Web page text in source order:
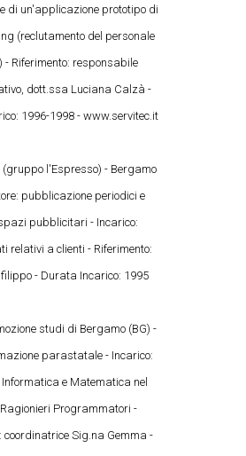
di un'applicazione prototipo di
(reclutamento del personale
- Riferimento: responsabile
dott.ssa Luciana Calzà -
1996-1998 - www.servitec.it
(gruppo l'Espresso) - Bergamo
pubblicazione periodici e
pubblicitari - Incarico:
relativi a clienti - Riferimento:
- Durata Incarico: 1995
studi di Bergamo (BG) -
parastatale - Incarico:
Informatica e Matematica nel
Programmatori -
coordinatrice Sig.na Gemma -